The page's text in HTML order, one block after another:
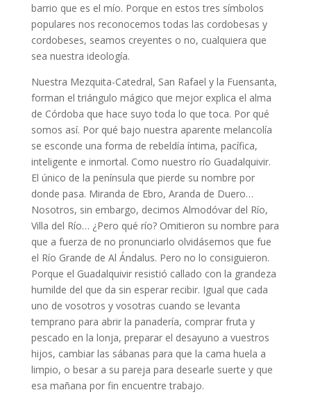
barrio que es el mío. Porque en estos tres símbolos
populares nos reconocemos todas las cordobesas y
cordobeses, seamos creyentes o no, cualquiera que
sea nuestra ideología.
Nuestra Mezquita-Catedral, San Rafael y la Fuensanta,
forman el triángulo mágico que mejor explica el alma
de Córdoba que hace suyo toda lo que toca. Por qué
somos así. Por qué bajo nuestra aparente melancolía
se esconde una forma de rebeldía íntima, pacífica,
inteligente e inmortal. Como nuestro río Guadalquivir.
El único de la península que pierde su nombre por
donde pasa. Miranda de Ebro, Aranda de Duero…
Nosotros, sin embargo, decimos Almodóvar del Río,
Villa del Río… ¿Pero qué río? Omitieron su nombre para
que a fuerza de no pronunciarlo olvidásemos que fue
el Río Grande de Al Ándalus. Pero no lo consiguieron.
Porque el Guadalquivir resistió callado con la grandeza
humilde del que da sin esperar recibir. Igual que cada
uno de vosotros y vosotras cuando se levanta
temprano para abrir la panadería, comprar fruta y
pescado en la lonja, preparar el desayuno a vuestros
hijos, cambiar las sábanas para que la cama huela a
limpio, o besar a su pareja para desearle suerte y que
esa mañana por fin encuentre trabajo.